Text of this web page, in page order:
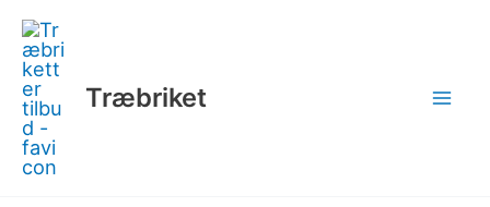
Gå
indholdet
Træbriket